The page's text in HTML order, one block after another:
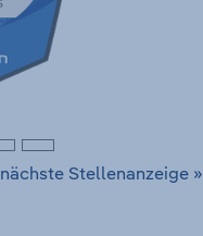
nächste Stellenanzeige »